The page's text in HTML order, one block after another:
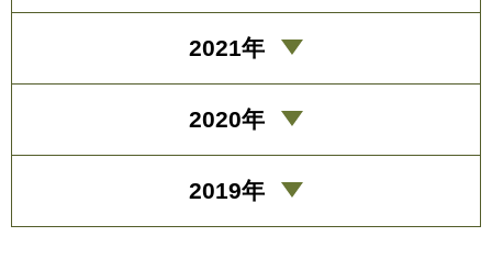
2021年
2020年
2019年